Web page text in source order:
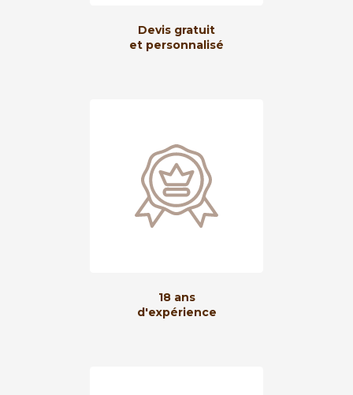
Devis gratuit
et personnalisé
18 ans
d'expérience